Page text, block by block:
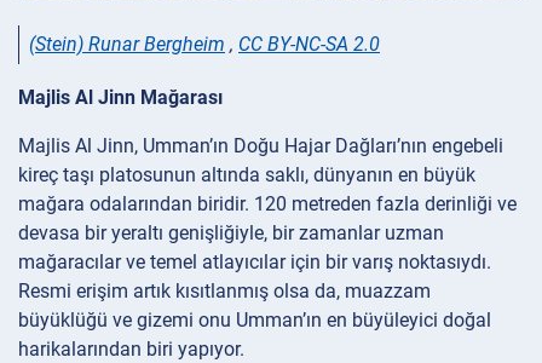
(Stein) Runar Bergheim , CC BY-NC-SA 2.0
Majlis Al Jinn Mağarası
Majlis Al Jinn, Umman’ın Doğu Hajar Dağları’nın engebeli
kireç taşı platosunun altında saklı, dünyanın en büyük
mağara odalarından biridir. 120 metreden fazla derinliği ve
devasa bir yeraltı genişliğiyle, bir zamanlar uzman
mağaracılar ve temel atlayıcılar için bir varış noktasıydı.
Resmi erişim artık kısıtlanmış olsa da, muazzam
büyüklüğü ve gizemi onu Umman’ın en büyüleyici doğal
harikalarından biri yapıyor.